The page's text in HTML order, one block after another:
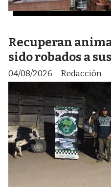
Recuperan
sido robados a
Redacción
04/08/2026